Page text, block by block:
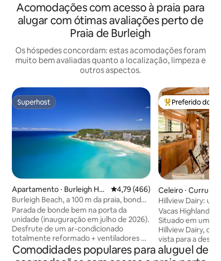
Acomodações com acesso à praia para
alugar com ótimas avaliações perto de
Praia de Burleigh
Os hóspedes concordam: estas acomodações foram
muito bem avaliadas quanto a localização, limpeza e
outros aspectos.
Superhost
Superhost
Apartamento ⋅ Burleigh He
ads
4,79 de uma avaliação média de
4,79 (466)
Burleigh Beach, a 100 m da praia, bonde
bem na porta
Parada de bonde bem na porta da
unidade (inauguração em julho de 2026).
Desfrute de um ar-condicionado
totalmente reformado + ventiladores de
teto, 1 cama/1 banheiro, cozinha
completa em um complexo tranquilo.
Entre os
Preferido dos
Celeiro ⋅
Hillview Dairy:
Vacas da fazenda
Vacas Highland
Situado em um
Hillview Dairy, de
vista para a
Monte
Creek e para a
Comodidades populares para aluguel de